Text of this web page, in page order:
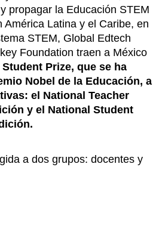
propagar la Educación STEM
América Latina y el Caribe, en
STEM, Global Edtech
Foundation traen a México
Prize, que se ha
Nobel de la Educación, a
el National Teacher
y el National Student
a dos grupos: docentes y